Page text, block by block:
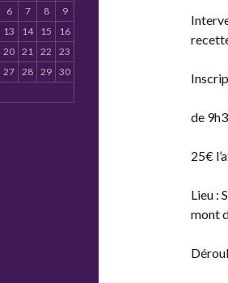
de
25€
Lieu :
mont
6 7 8
9
13 14 15
16
20 21 22
23
27 28 29 30